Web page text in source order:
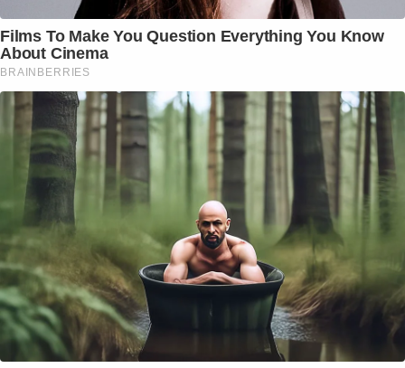
Films To Make You Question Everything You Know
About Cinema
BRAINBERRIES